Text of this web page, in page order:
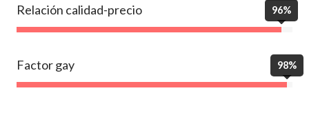
Relación calidad-precio 96%
Factor gay 98%